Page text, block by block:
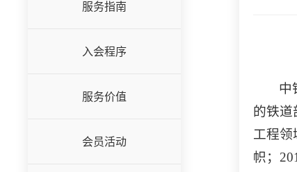
服务指南
入会程序
服务价值
会员活动
中
的铁道
工程
帜；